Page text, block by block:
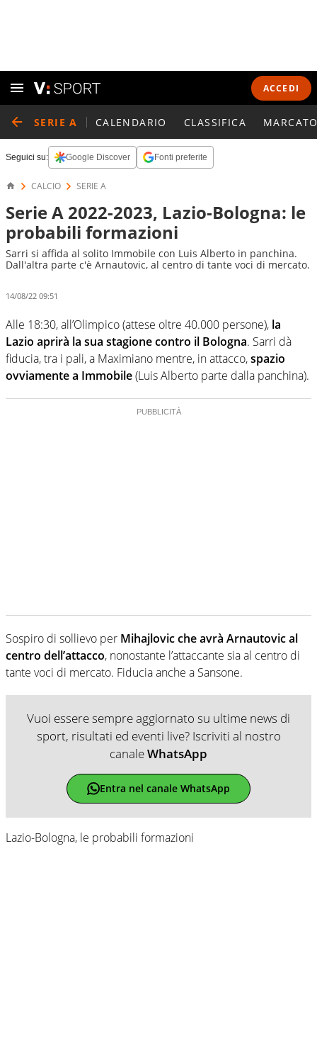
ACCEDI
SERIE A CALENDARIO CLASSIFICA
Seguici su: Google Discover Fonti preferite
CALCIO SERIE A
Serie A 2022-2023, Lazio-Bologna: le
probabili formazioni
Sarri si affida al solito Immobile con Luis Alberto in panchina.
Dall'altra parte c'è Arnautovic, al centro di tante voci di mercato.
14/08/22 09:51
Alle 18:30, all’Olimpico (attese oltre 40.000 persone), la
Lazio aprirà la sua stagione contro il Bologna. Sarri dà
fiducia, tra i pali, a Maximiano mentre, in attacco,spazio
ovviamente a Immobile(Luis Alberto parte dalla panchina).
Sospiro di sollievo per Mihajlovic che avrà Arnautovic al
centro dell’attacco, nonostante l’attaccante sia al centro di
tante voci di mercato. Fiducia anche a Sansone.
Vuoi essere sempre aggiornato su ultime news di
sport, risultati ed eventi live? Iscriviti al nostro
canaleWhatsApp
Entra nel canale WhatsApp
Lazio-Bologna, le probabili formazioni